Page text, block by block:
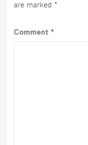
are marked *
Comment *